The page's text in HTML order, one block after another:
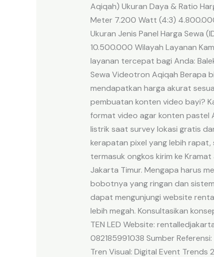
Aqiqah) Ukuran Daya & Ratio
Meter 7.200 Watt (4:3)
Ukuran Jenis Panel Harga Sewa
10.500.000 Wilayah Layanan
layanan tercepat bagi Anda:
Sewa Videotron Aqiqah Berapa
mendapatkan harga akurat
pembuatan konten video bayi?
format video agar konten pastel
listrik saat survey lokasi gratis
kerapatan pixel yang lebih
termasuk ongkos kirim ke
Jakarta Timur. Mengapa harus
bobotnya yang ringan dan
dapat mengunjungi website
lebih megah. Konsultasikan
TEN LED Website:
082185991038 Sumber
Tren Visual: Digital Event Trends